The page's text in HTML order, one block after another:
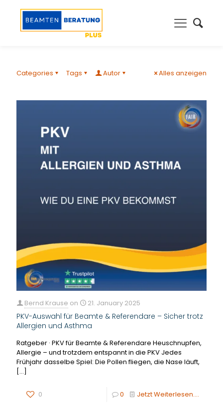
Categories Tags Autor Alles anzeigen
Bernd Krause on 21. January 2025
PKV-Auswahl für Beamte & Referendare – Sicher trotz
Allergien und Asthma
Ratgeber · PKV für Beamte & Referendare Heuschnupfen,
Allergie – und trotzdem entspannt in die PKV Jedes
Frühjahr dasselbe Spiel: Die Pollen fliegen, die Nase läuft,
[…]
0 0 Jetzt Weiterlesen....